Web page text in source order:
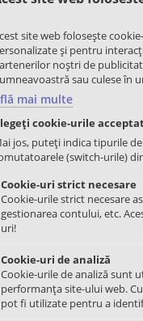
obligatii contractuale
Review-uri
Masina de
Nu
site web folosește
și pentru
noștri de
sau culese în
mai multe
cookie-urile
jos, puteți indica tipurile
(switch-urile)
Cookie-uri strict necesare
Cookie-urile strict necesare
gestionarea contului, etc.
uri!
Cookie-uri de analiză
Cookie-urile de analiză sunt
performanța site-ului web.
pot fi utilizate pentru a